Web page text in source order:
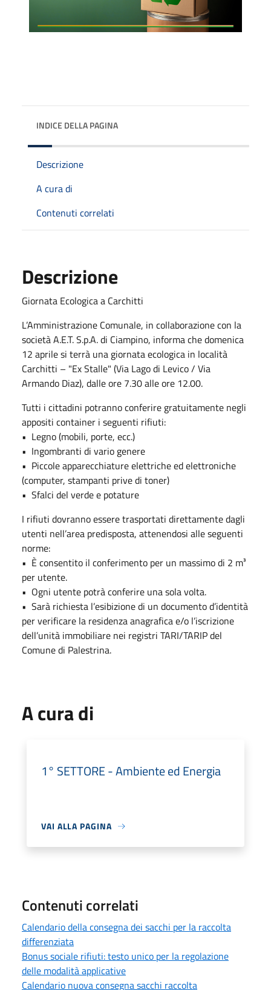
INDICE DELLA PAGINA
Descrizione
A cura di
Contenuti correlati
Descrizione
Giornata Ecologica a Carchitti
L’Amministrazione Comunale, in collaborazione con la
società A.E.T. S.p.A. di Ciampino, informa che domenica
12 aprile si terrà una giornata ecologica in località
Carchitti – "Ex Stalle" (Via Lago di Levico / Via
Armando Diaz), dalle ore 7.30 alle ore 12.00.
Tutti i cittadini potranno conferire gratuitamente negli
appositi container i seguenti rifiuti:
•⁠ ⁠Legno (mobili, porte, ecc.)
•⁠ ⁠Ingombranti di vario genere
•⁠ ⁠Piccole apparecchiature elettriche ed elettroniche
(computer, stampanti prive di toner)
•⁠ ⁠Sfalci del verde e potature
I rifiuti dovranno essere trasportati direttamente dagli
utenti nell’area predisposta, attenendosi alle seguenti
norme:
•⁠ ⁠È consentito il conferimento per un massimo di 2 m³
per utente.
•⁠ ⁠Ogni utente potrà conferire una sola volta.
•⁠ ⁠Sarà richiesta l’esibizione di un documento d’identità
per verificare la residenza anagrafica e/o l’iscrizione
dell’unità immobiliare nei registri TARI/TARIP del
Comune di Palestrina.
A cura di
1° SETTORE - Ambiente ed Energia
VAI ALLA PAGINA
Contenuti correlati
Calendario della consegna dei sacchi per la raccolta
differenziata
Bonus sociale rifiuti: testo unico per la regolazione
delle modalità applicative
Calendario nuova consegna sacchi raccolta